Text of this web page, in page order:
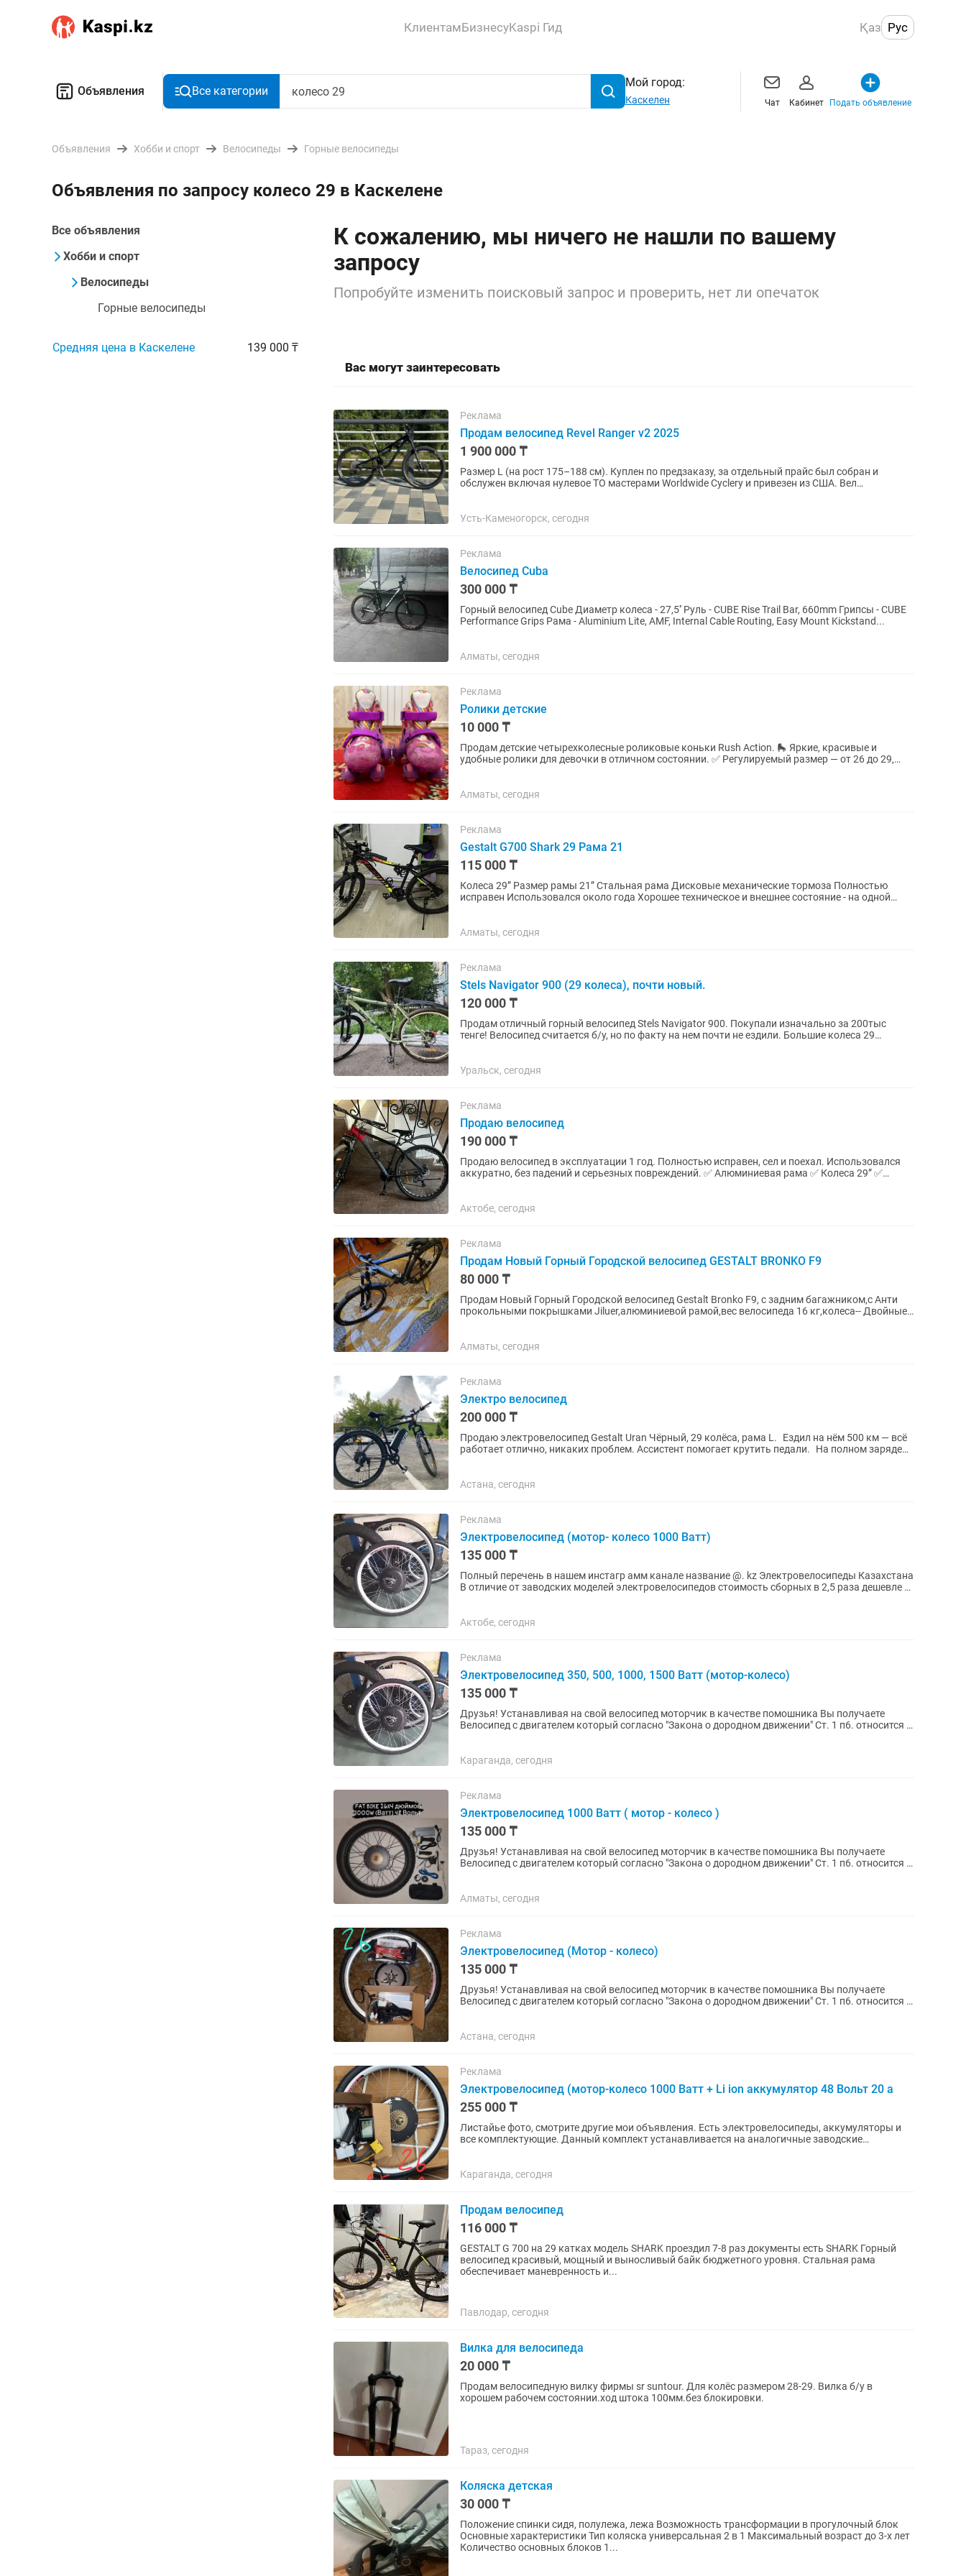
КлиентамБизнесуKaspi Гид Қаз Рус
Объявления Все категории
Мой город:
Каскелен Чат Кабинет Подать объявление
Объявления Хобби и спорт Велосипеды Горные велосипеды
Объявления по запросу колесо 29 в Каскелене
Все объявления
Хобби и спорт
Велосипеды
Горные велосипеды
Средняя цена в Каскелене 139 000 ₸
К сожалению, мы ничего не нашли по вашему
запросу
Попробуйте изменить поисковый запрос и проверить, нет ли опечаток
Вас могут заинтересовать
Реклама
Продам велосипед Revel Ranger v2 2025
1 900 000 ₸
Размер L (на рост 175–188 см). Куплен по предзаказу, за отдельный прайс был собран и
обслужен включая нулевое ТО мастерами Worldwide Cyclery и привезен из США. Вел
Усть-Каменогорск, сегодня
Реклама
Велосипед Cuba
300 000 ₸
Горный велосипед Cube Диаметр колеса - 27,5'' Руль - CUBE Rise Trail Bar, 660mm Грипсы - CUBE
Performance Grips Рама - Aluminium Lite, AMF, Internal Cable Routing, Easy Mount Kickstand...
Алматы, сегодня
Реклама
Ролики детские
10 000 ₸
Продам детские четырехколесные роликовые коньки Rush Action. 🛼 Яркие, красивые и
удобные ролики для девочки в отличном состоянии. ✅ Регулируемый размер — от 26 до 29,
Алматы, сегодня
Реклама
Gestalt G700 Shark 29 Рама 21
115 000 ₸
Колеса 29” Размер рамы 21” Стальная рама Дисковые механические тормоза Полностью
исправен Использовался около года Хорошее техническое и внешнее состояние - на одной
Алматы, сегодня
Реклама
Stels Navigator 900 (29 колеса), почти новый.
120 000 ₸
Продам отличный горный велосипед Stels Navigator 900. Покупали изначально за 200тыс
тенге! Велосипед считается б/у, но по факту на нем почти не ездили. Большие колеса 29
Уральск, сегодня
Реклама
Продаю велосипед
190 000 ₸
Продаю велосипед в эксплуатации 1 год. Полностью исправен, сел и поехал. Использовался
аккуратно, без падений и серьезных повреждений. ✅ Алюминиевая рама ✅ Колеса 29” ✅
Актобе, сегодня
Реклама
Продам Новый Горный Городской велосипед GESTALT BRONKO F9
80 000 ₸
Продам Новый Горный Городской велосипед Gestalt Bronko F9, с задним багажником,с Анти
прокольными покрышками Jiluer,алюминиевой рамой,вес велосипеда 16 кг,колеса-- Двойные
Алматы, сегодня
Реклама
Электро велосипед
200 000 ₸
Продаю электровелосипед Gestalt Uran Чёрный, 29 колёса, рама L. Ездил на нём 500 км — всё
работает отлично, никаких проблем. Ассистент помогает крутить педали. На полном заряде
Астана, сегодня
Реклама
Электровелосипед (мотор- колесо 1000 Ватт)
135 000 ₸
Полный перечень в нашем инстагр амм канале название @. kz Электровелосипеды Казахстана
В отличие от заводских моделей электровелосипедов стоимость сборных в 2,5 раза дешевле с
Актобе, сегодня
Реклама
Электровелосипед 350, 500, 1000, 1500 Ватт (мотор-колесо)
135 000 ₸
Друзья! Устанавливая на свой велосипед моторчик в качестве помошника Вы получаете
Велосипед с двигателем который согласно "Закона о дородном движении" Ст. 1 п6. относится к
Караганда, сегодня
Реклама
Электровелосипед 1000 Ватт ( мотор - колесо )
135 000 ₸
Друзья! Устанавливая на свой велосипед моторчик в качестве помошника Вы получаете
Велосипед с двигателем который согласно "Закона о дородном движении" Ст. 1 п6. относится к
Алматы, сегодня
Реклама
Электровелосипед (Мотор - колесо)
135 000 ₸
Друзья! Устанавливая на свой велосипед моторчик в качестве помошника Вы получаете
Велосипед с двигателем который согласно "Закона о дородном движении" Ст. 1 п6. относится к
Астана, сегодня
Реклама
Электровелосипед (мотор-колесо 1000 Ватт + Li ion аккумулятор 48 Вольт 20 a
255 000 ₸
Листайье фото, смотрите другие мои объявления. Есть электровелосипеды, аккумуляторы и
все комплектующие. Данный комплект устанавливается на аналогичные заводские
Караганда, сегодня
Продам велосипед
116 000 ₸
GESTALT G 700 на 29 катках модель SHARK проездил 7-8 раз документы есть SHARK Горный
велосипед красивый, мощный и выносливый байк бюджетного уровня. Стальная рама
обеспечивает маневренность и...
Павлодар, сегодня
Вилка для велосипеда
20 000 ₸
Продам велосипедную вилку фирмы sr suntour. Для колёс размером 28-29. Вилка б/у в
хорошем рабочем состоянии.ход штока 100мм.без блокировки.
Тараз, сегодня
Коляска детская
30 000 ₸
Положение спинки сидя, полулежа, лежа Возможность трансформации в прогулочный блок
Основные характеристики Тип коляска универсальная 2 в 1 Максимальный возраст до 3-х лет
Количество основных блоков 1...